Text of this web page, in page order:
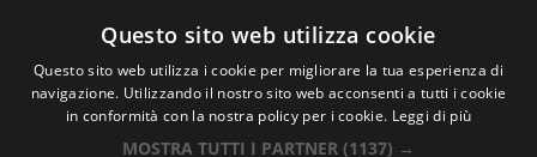
Oraesatta.co
Ora EsattaChelyabinsk
Questo sito web utilizza cookie
Questo sito web utilizza i cookie per migliorare la tua esperienza di
navigazione. Utilizzando il nostro sito web acconsenti a tutti i cookie
in conformità con la nostra policy per i cookie. Leggi di più
MOSTRA TUTTI I PARTNER (1137) →